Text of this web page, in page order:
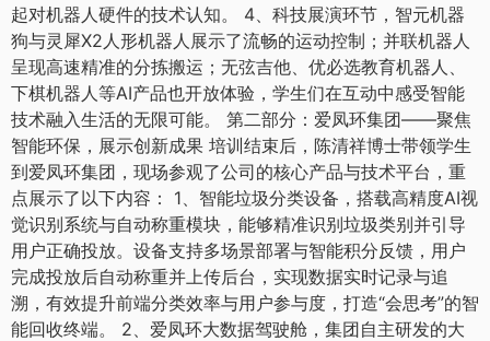
起对机器人硬件的技术认知。 4、科技展演环节，智元机器
狗与灵犀X2人形机器人展示了流畅的运动控制；并联机器人
呈现高速精准的分拣搬运；无弦吉他、优必选教育机器人、
下棋机器人等AI产品也开放体验，学生们在互动中感受智能
技术融入生活的无限可能。 第二部分：爱凤环集团——聚焦
智能环保，展示创新成果 培训结束后，陈清祥博士带领学生
到爱凤环集团，现场参观了公司的核心产品与技术平台，重
点展示了以下内容： 1、智能垃圾分类设备，搭载高精度AI视
觉识别系统与自动称重模块，能够精准识别垃圾类别并引导
用户正确投放。设备支持多场景部署与智能积分反馈，用户
完成投放后自动称重并上传后台，实现数据实时记录与追
溯，有效提升前端分类效率与用户参与度，打造“会思考”的智
能回收终端。 2、爱凤环大数据驾驶舱，集团自主研发的大